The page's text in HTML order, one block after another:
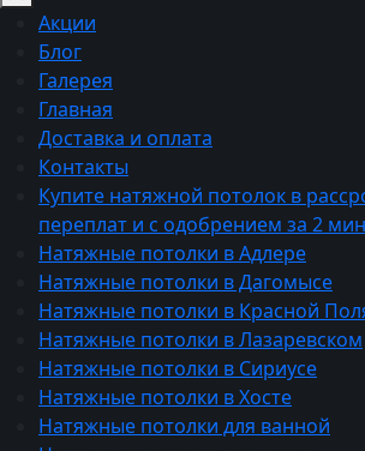
не
найдено
Акции
Блог
Галерея
Главная
Доставка и оплата
Контакты
Купите натяжной потолок в
переплат и с одобрением за 2
Натяжные потолки в Адлере
Натяжные потолки в Дагомысе
Натяжные потолки в Красной
Натяжные потолки в Лазаревском
Натяжные потолки в Сириусе
Натяжные потолки в Хосте
Натяжные потолки для ванной